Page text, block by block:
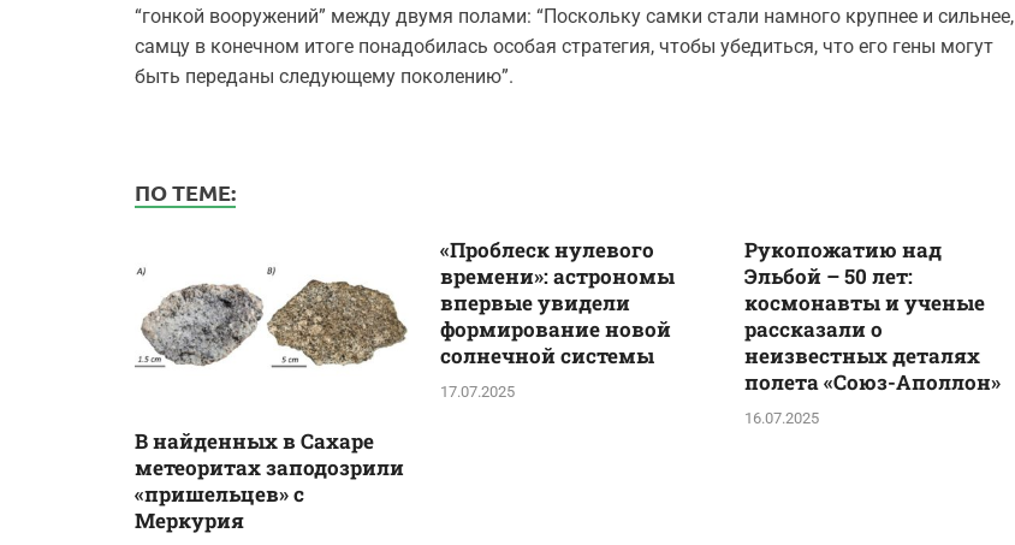
“гонкой вооружений” между двумя полами: “Поскольку самки стали намного крупнее и сильнее,
самцу в конечном итоге понадобилась особая стратегия, чтобы убедиться, что его гены могут
быть переданы следующему поколению”.
ПО ТЕМЕ:
В найденных в Сахаре
метеоритах заподозрили
«пришельцев» с
Меркурия
«Проблеск нулевого
времени»: астрономы
впервые увидели
формирование новой
солнечной системы
17.07.2025
Рукопожатию над
Эльбой – 50 лет:
космонавты и ученые
рассказали о
неизвестных деталях
полета «Союз-Аполлон»
16.07.2025